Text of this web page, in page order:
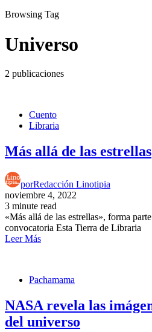
Browsing Tag
Universo
2 publicaciones
Cuento
Libraria
Más allá de las estrellas
porRedacción Linotipia
noviembre 4, 2022
3 minute read
«Más allá de las estrellas», forma
convocatoria Esta Tierra de Libraria
Leer Más
Pachamama
NASA revela las
del universo